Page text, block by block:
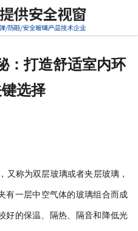
网站首页
联系我们
高铝硅玻璃
：打造舒适室内环
选择
又称为双层玻璃或者夹层玻璃，
有一层中空气体的玻璃组合而成
好的保温、隔热、隔音和降低光